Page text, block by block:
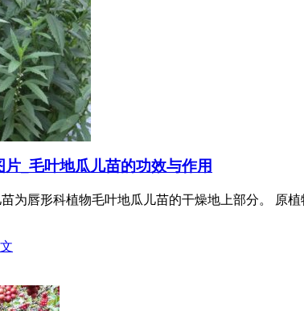
_毛叶地瓜儿苗的功效与作用
为唇形科植物毛叶地瓜儿苗的干燥地上部分。 原